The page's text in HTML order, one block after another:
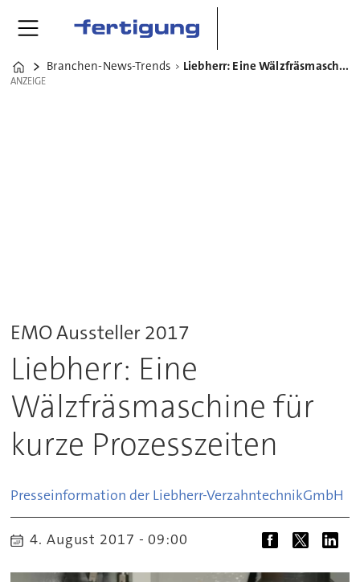
Home
Branchen-News-Trends Liebherr: Eine Wälzfräsmaschine für kurze Prozesszeiten
ANZEIGE
ANZEIGE
EMO Aussteller 2017
Liebherr: Eine
Wälzfräsmaschine für
kurze Prozesszeiten
Presseinformation der Liebherr-VerzahntechnikGmbH
4. August 2017 - 09:00